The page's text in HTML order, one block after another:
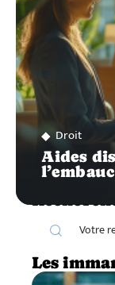
Droit
Aides
Les